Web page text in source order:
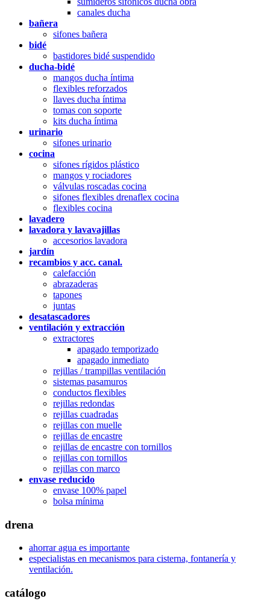
canales ducha
bañera
sifones bañera
bidé
bastidores bidé suspendido
ducha-bidé
mangos ducha íntima
flexibles reforzados
llaves ducha íntima
tomas con soporte
kits ducha íntima
urinario
sifones urinario
cocina
sifones rígidos plástico
mangos y rociadores
válvulas roscadas cocina
sifones flexibles drenaflex cocina
flexibles cocina
lavadero
lavadora y lavavajillas
accesorios lavadora
jardín
recambios y acc. canal.
calefacción
abrazaderas
tapones
juntas
desatascadores
ventilación y extracción
extractores
apagado temporizado
apagado inmediato
rejillas / trampillas ventilación
sistemas pasamuros
conductos flexibles
rejillas redondas
rejillas cuadradas
rejillas con muelle
rejillas de encastre
rejillas de encastre con tornillos
rejillas con tornillos
rejillas con marco
envase reducido
envase 100% papel
bolsa mínima
drena
ahorrar agua es importante
especialistas en mecanismos para cisterna, fontanería y
ventilación.
catálogo